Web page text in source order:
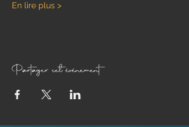
En lire plus >
Partager cet événement